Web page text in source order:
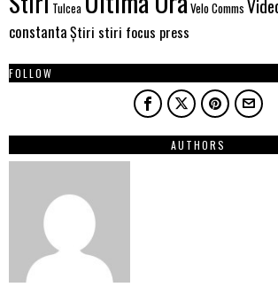
Tulcea Velo Comms
constantaȘtiri stiri focus press
FOLLOW
AUTHORS